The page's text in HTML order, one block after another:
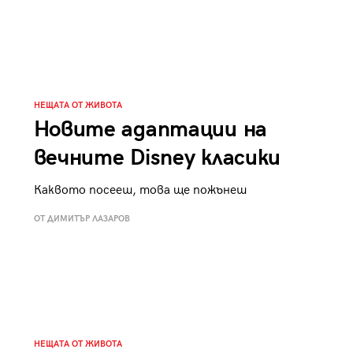
НЕЩАТА ОТ ЖИВОТА
Новите адаптации на
вечните Disney класики
Каквото посееш, това ще пожънеш
ОТ ДИМИТЪР ЛАЗАРОВ
НЕЩАТА ОТ ЖИВОТА
29/29